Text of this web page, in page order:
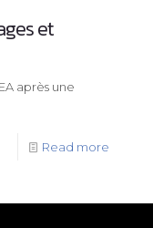
et
après une
Read more